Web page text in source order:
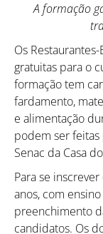
A formação
Os
gratuitas para o
formação tem
fardamento,
e alimentação
podem ser
Senac da Casa
Para se
anos, com
preenchimento
candidatos. Os